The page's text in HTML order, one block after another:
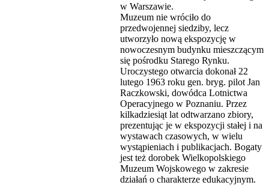
w Warszawie.
Muzeum nie wróciło do
przedwojennej siedziby, lecz
utworzyło nową ekspozycję w
nowoczesnym budynku mieszczącym
się pośrodku Starego Rynku.
Uroczystego otwarcia dokonał 22
lutego 1963 roku gen. bryg. pilot Jan
Raczkowski, dowódca Lotnictwa
Operacyjnego w Poznaniu. Przez
kilkadziesiąt lat odtwarzano zbiory,
prezentując je w ekspozycji stałej i na
wystawach czasowych, w wielu
wystąpieniach i publikacjach. Bogaty
jest też dorobek Wielkopolskiego
Muzeum Wojskowego w zakresie
działań o charakterze edukacyjnym.